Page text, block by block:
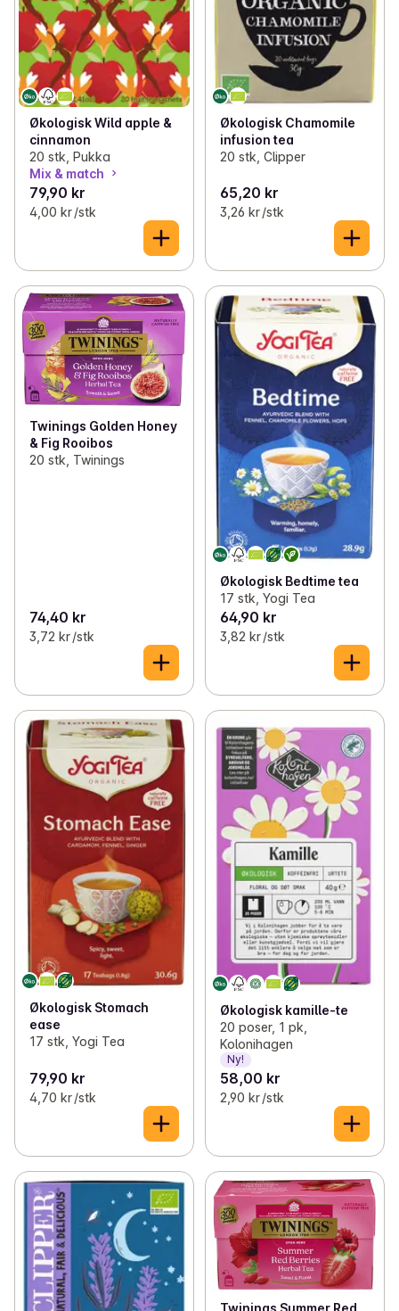
Økologisk Wild apple &
cinnamon
20 stk, Pukka
Mix & match
79,90 kr
4,00 kr /stk
Økologisk Chamomile
infusion tea
20 stk, Clipper
65,20 kr
3,26 kr /stk
Twinings Golden Honey
& Fig Rooibos
20 stk, Twinings
74,40 kr
3,72 kr /stk
Økologisk Bedtime tea
17 stk, Yogi Tea
64,90 kr
3,82 kr /stk
Økologisk Stomach
ease
17 stk, Yogi Tea
79,90 kr
4,70 kr /stk
Økologisk kamille-te
20 poser, 1 pk,
Kolonihagen
Ny!
58,00 kr
2,90 kr /stk
Twinings Summer Red